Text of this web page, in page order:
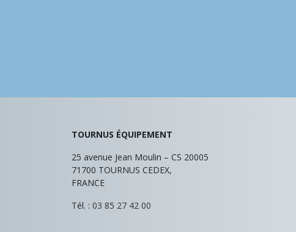
TOURNUS ÉQUIPEMENT
25 avenue Jean Moulin – CS 20005
71700 TOURNUS CEDEX,
FRANCE
Tél. : 03 85 27 42 00